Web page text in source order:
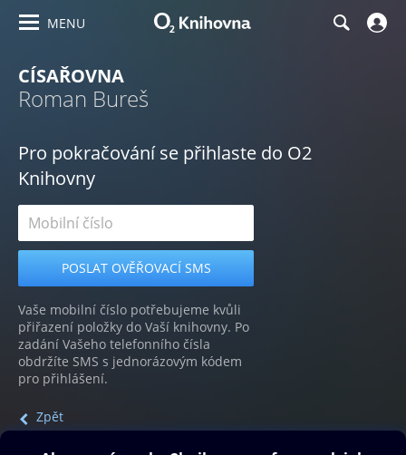
MENU
CÍSAŘOVNA
Roman Bureš
Pro pokračování se přihlaste do O2
Knihovny
Vaše mobilní číslo potřebujeme kvůli
přiřazení položky do Vaší knihovny. Po
zadání Vašeho telefonního čísla
obdržíte SMS s jednorázovým kódem
pro přihlášení.
Zpět